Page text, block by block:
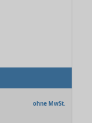
ohne MwSt.